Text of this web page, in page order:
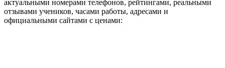
актуальными номерами телефонов, рейтингами, реальными
отзывами учеников, часами работы, адресами и
официальными сайтами с ценами: